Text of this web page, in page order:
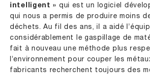
intelligent » qui est un logiciel
qui nous a permis de produire moins
déchets. Au fil des ans, il a aidé
considérablement le gaspillage de
fait à nouveau une méthode plus
l’environnement pour couper les
fabricants recherchent toujours des